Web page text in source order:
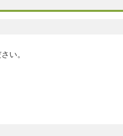
い。